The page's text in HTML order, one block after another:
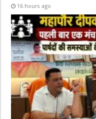
16 hours ago